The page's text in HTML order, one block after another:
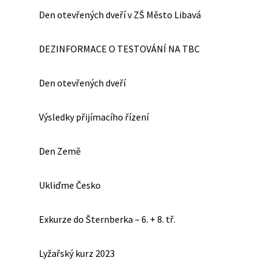
Den otevřených dveří v ZŠ Město Libavá
DEZINFORMACE O TESTOVÁNÍ NA TBC
Den otevřených dveří
Výsledky přijímacího řízení
Den Země
Ukliďme Česko
Exkurze do Šternberka – 6. + 8. tř.
Lyžařský kurz 2023